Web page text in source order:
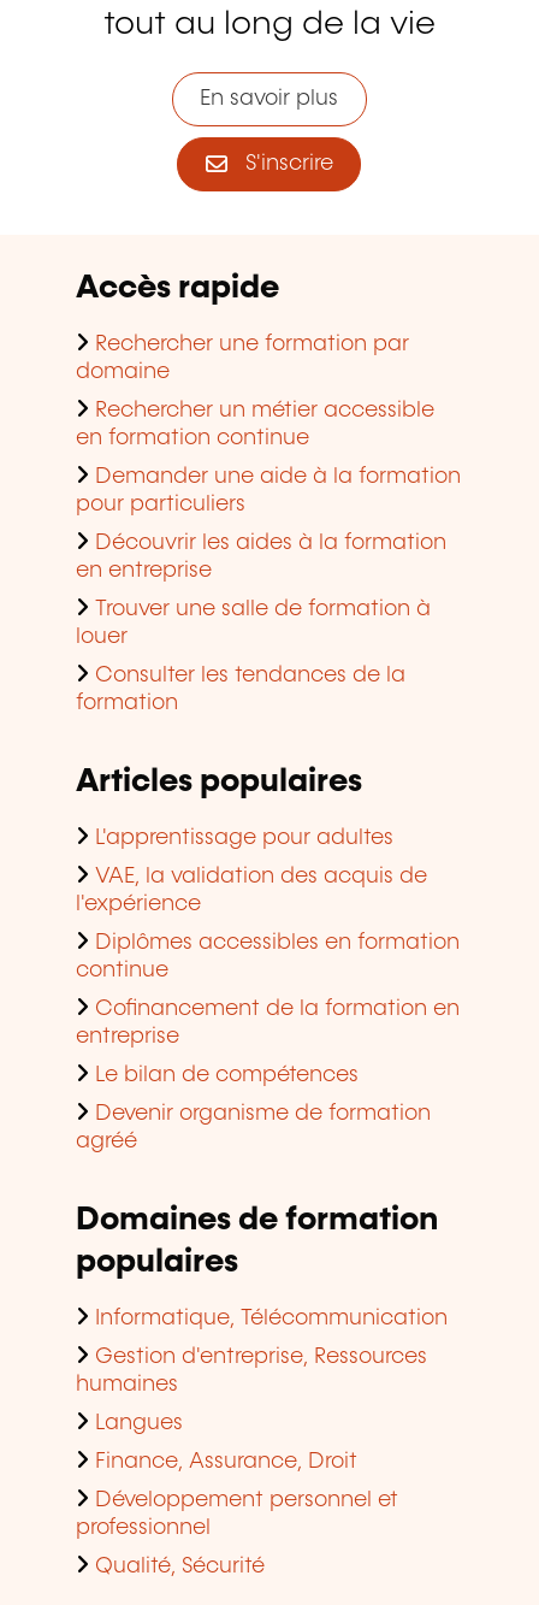
tout au long de la vie
En savoir plus
S'inscrire
Accès rapide
Rechercher une formation par
domaine
Rechercher un métier accessible
en formation continue
Demander une aide à la formation
pour particuliers
Découvrir les aides à la formation
en entreprise
Trouver une salle de formation à
louer
Consulter les tendances de la
formation
Articles populaires
L'apprentissage pour adultes
VAE, la validation des acquis de
l'expérience
Diplômes accessibles en formation
continue
Cofinancement de la formation en
entreprise
Le bilan de compétences
Devenir organisme de formation
agréé
Domaines de formation
populaires
Informatique, Télécommunication
Gestion d'entreprise, Ressources
humaines
Langues
Finance, Assurance, Droit
Développement personnel et
professionnel
Qualité, Sécurité